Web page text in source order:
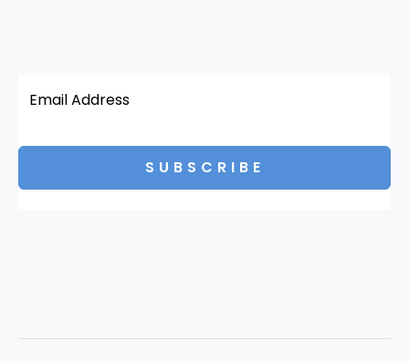
SUBSCRIBE